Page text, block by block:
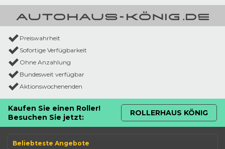
Preiswahrheit
Sofortige Verfügbarkeit
Ohne Anzahlung
Bundesweit verfügbar
Aktionswochenenden
Kaufen Sie einen Roller!
Besuchen Sie jetzt:
ROLLERHAUS KÖNIG
Beliebteste Angebote